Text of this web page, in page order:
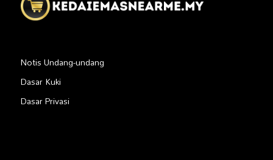
Notis Undang-undang
Dasar Kuki
Dasar Privasi